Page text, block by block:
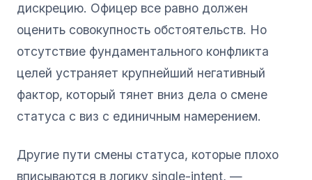
дискрецию. Офицер все равно должен
оценить совокупность обстоятельств. Но
отсутствие фундаментального конфликта
целей устраняет крупнейший негативный
фактор, который тянет вниз дела о смене
статуса с виз с единичным намерением.
Другие пути смены статуса, которые плохо
вписываются в логику single-intent, —